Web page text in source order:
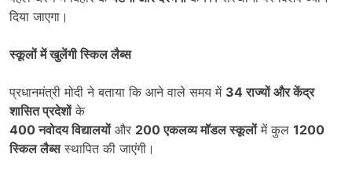
दिया जाएगा।
स्कूलों में खुलेंगी स्किल लैब्स
प्रधानमंत्री मोदी ने बताया कि आने वाले समय में 34राज्यों और केंद्र
शासित प्रदेशोंके
400नवोदय विद्यालयोंऔर 200एकलव्य मॉडल स्कूलोंमें कुल 1200
स्किल लैब्सस्थापित की जाएंगी।